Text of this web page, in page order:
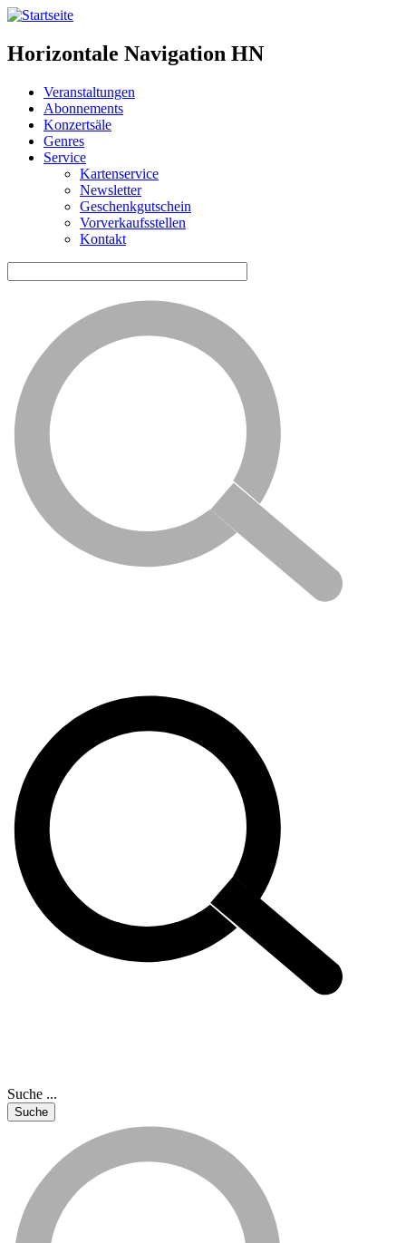
Horizontale Navigation HN
Veranstaltungen
Abonnements
Konzertsäle
Genres
Service
Kartenservice
Newsletter
Geschenkgutschein
Vorverkaufsstellen
Kontakt
Suche ...